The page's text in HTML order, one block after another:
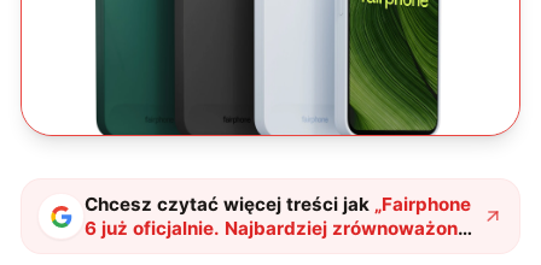
Chcesz czytać więcej treści jak „Fairphone
6 już oficjalnie. Najbardziej zrównoważony
smartfon na rynku ma 12 wymiennych